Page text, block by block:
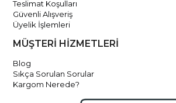
Teslimat Koşulları
Güvenli Alışveriş
Üyelik İşlemleri
MÜŞTERİ HİZMETLERİ
Blog
Sıkça Sorulan Sorular
Kargom Nerede?